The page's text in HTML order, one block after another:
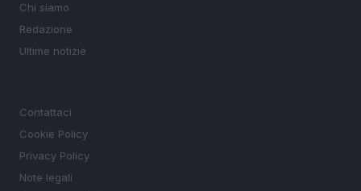
Chi siamo
Redazione
Ultime notizie
Contattaci
Cookie Policy
Privacy Policy
Note legali